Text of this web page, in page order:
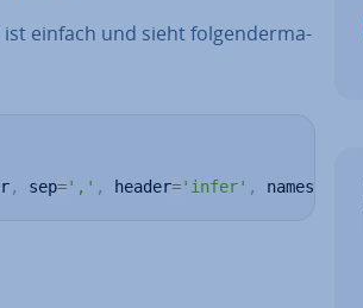
ist einfach und sieht fol­gen­der­ma­
, sep=',' , header='infer' , names